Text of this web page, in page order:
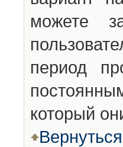
можете
период
который